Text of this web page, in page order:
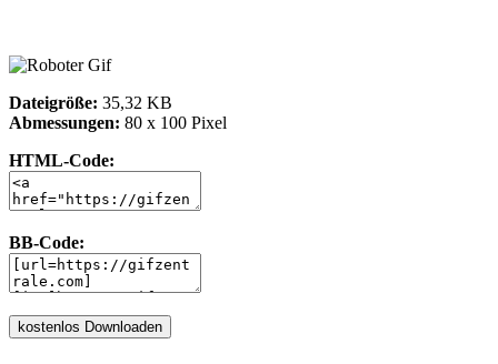
Dateigröße: 35,32 KB
Abmessungen: 80 x 100 Pixel
HTML-Code:
BB-Code: